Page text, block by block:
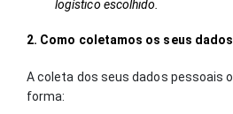
logístico escolhido.
2. Como coletamos os seus
A coleta dos seus dados pessoais
forma: